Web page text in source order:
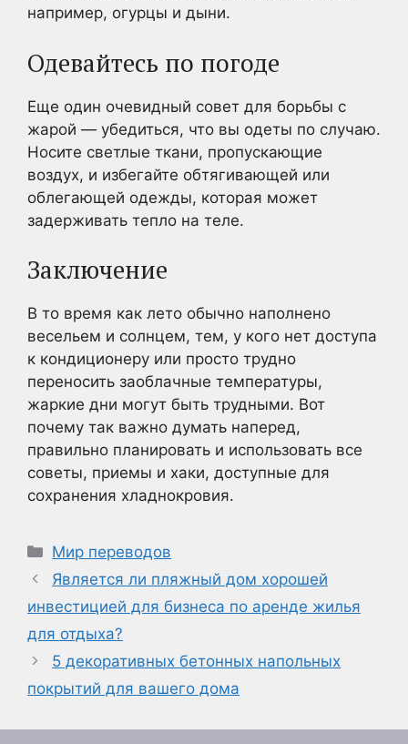
например, огурцы и дыни.
Одевайтесь по погоде
Еще один очевидный совет для борьбы с
жарой — убедиться, что вы одеты по случаю.
Носите светлые ткани, пропускающие
воздух, и избегайте обтягивающей или
облегающей одежды, которая может
задерживать тепло на теле.
Заключение
В то время как лето обычно наполнено
весельем и солнцем, тем, у кого нет доступа
к кондиционеру или просто трудно
переносить заоблачные температуры,
жаркие дни могут быть трудными. Вот
почему так важно думать наперед,
правильно планировать и использовать все
советы, приемы и хаки, доступные для
сохранения хладнокровия.
Рубрики
Мир переводов
Является ли пляжный дом хорошей
инвестицией для бизнеса по аренде жилья
для отдыха?
5 декоративных бетонных напольных
покрытий для вашего дома